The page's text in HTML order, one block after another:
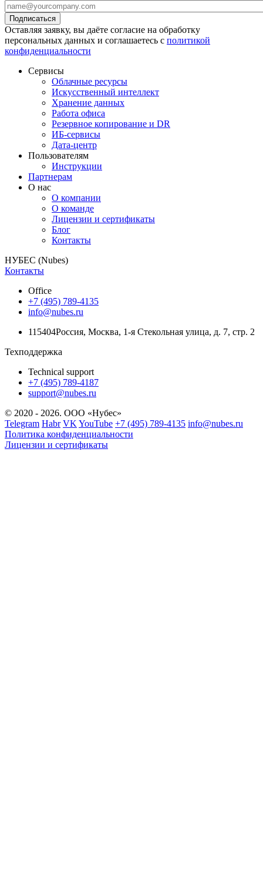
Оставляя заявку, вы даёте согласие на обработку
персональных данных и соглашаетесь с политикой
конфиденциальности
Сервисы
Облачные ресурсы
Искусственный интеллект
Хранение данных
Работа офиса
Резервное копирование и DR
ИБ-сервисы
Дата-центр
Пользователям
Инструкции
Партнерам
О нас
О компании
О команде
Лицензии и сертификаты
Блог
Контакты
НУБЕС (Nubes)
Контакты
Office
+7 (495) 789-4135
info@nubes.ru
115404Россия, Москва, 1-я Стекольная улица, д. 7, стр. 2
Техподдержка
Technical support
+7 (495) 789-4187
support@nubes.ru
© 2020 - 2026. ООО «Нубес»
Telegram Habr VK YouTube +7 (495) 789-4135 info@nubes.ru
Политика конфиденциальности
Лицензии и сертификаты